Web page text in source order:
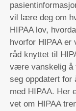
vil lære deg om
HIPAA lov,
hvorfor HIPAA er
råd knyttet til
være vanskelig å
seg oppdatert for
med HIPAA. Her
vet om HIPAA